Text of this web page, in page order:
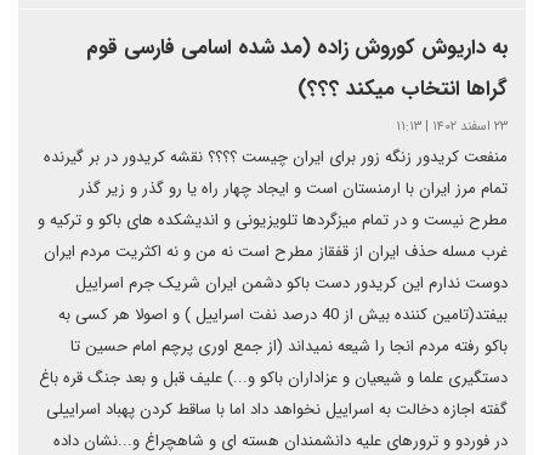
به داریوش کوروش زاده (مد شده اسامی فارسی قوم
گراها انتخاب میکند ؟؟؟)
۲۳ اسفند ۱۴۰۲ | ۱۱:۱۳
منفعت کریدور زنگه زور برای ایران چیست ؟؟؟؟ نقشه کریدور در بر گیرنده
تمام مرز ایران با ارمنستان است و ایجاد چهار راه یا رو گذر و زیر گذر
مطرح نیست و در تمام میزگردها تلویزیونی و اندیشکده های باکو و ترکیه و
غرب مسله حذف ایران از قفقاز مطرح است نه من و نه اکثریت مردم ایران
دوست ندارم این کریدور دست باکو دشمن ایران شریک جرم اسراییل
بیفتد(تامین کننده بیش از 40 درصد نفت اسراییل ) و اصولا هر کسی به
باکو رفته مردم انجا را شیعه نمیداند (از جمع اوری پرچم امام حسین تا
دستگیری علما و شیعیان و عزاداران باکو و...) علیف قبل و بعد جنگ قره باغ
گفته اجازه دخالت به اسراییل نخواهد داد اما با ساقط کردن پهباد اسراییلی
در فوردو و ترورهای علیه دانشمندان هسته ای و شاهچراغ و...نشان داده